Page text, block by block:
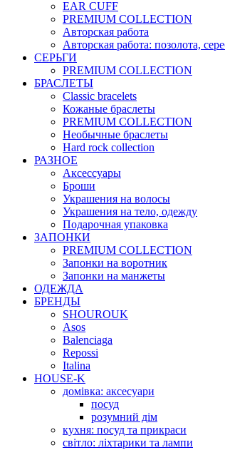
EAR CUFF
PREMIUM COLLECTION
Авторская работа
Авторская работа: позолота,
СЕРЬГИ
PREMIUM COLLECTION
БРАСЛЕТЫ
Classic bracelets
Кожаные браслеты
PREMIUM COLLECTION
Необычные браслеты
Hard rock collection
РАЗНОЕ
Аксессуары
Броши
Украшения на волосы
Украшения на тело, одежду
Подарочная упаковка
ЗАПОНКИ
PREMIUM COLLECTION
Запонки на воротник
Запонки на манжеты
ОДЕЖДА
БРЕНДЫ
SHOUROUK
Asos
Balenciaga
Repossi
Italina
HOUSE-K
домівка: аксесуари
посуд
розумний дім
кухня: посуд та прикраси
світло: ліхтарики та лампи